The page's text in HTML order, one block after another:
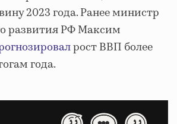
2023 года. Ранее министр
развития РФ Максим
рост ВВП более
года.